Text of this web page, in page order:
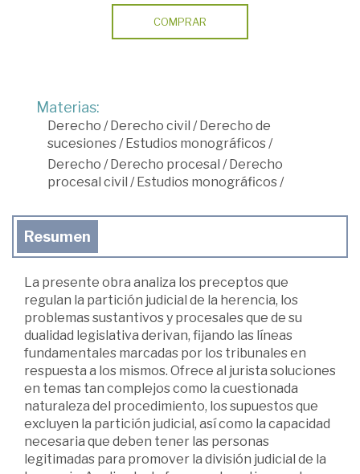
COMPRAR
Materias:
Derecho /Derecho civil /Derecho de
sucesiones/Estudios monográficos/
Derecho /Derecho procesal /Derecho
procesal civil /Estudios monográficos/
Resumen
La presente obra analiza los preceptos que
regulan la partición judicial de la herencia, los
problemas sustantivos y procesales que de su
dualidad legislativa derivan, fijando las líneas
fundamentales marcadas por los tribunales en
respuesta a los mismos. Ofrece al jurista soluciones
en temas tan complejos como la cuestionada
naturaleza del procedimiento, los supuestos que
excluyen la partición judicial, así como la capacidad
necesaria que deben tener las personas
legitimadas para promover la división judicial de la